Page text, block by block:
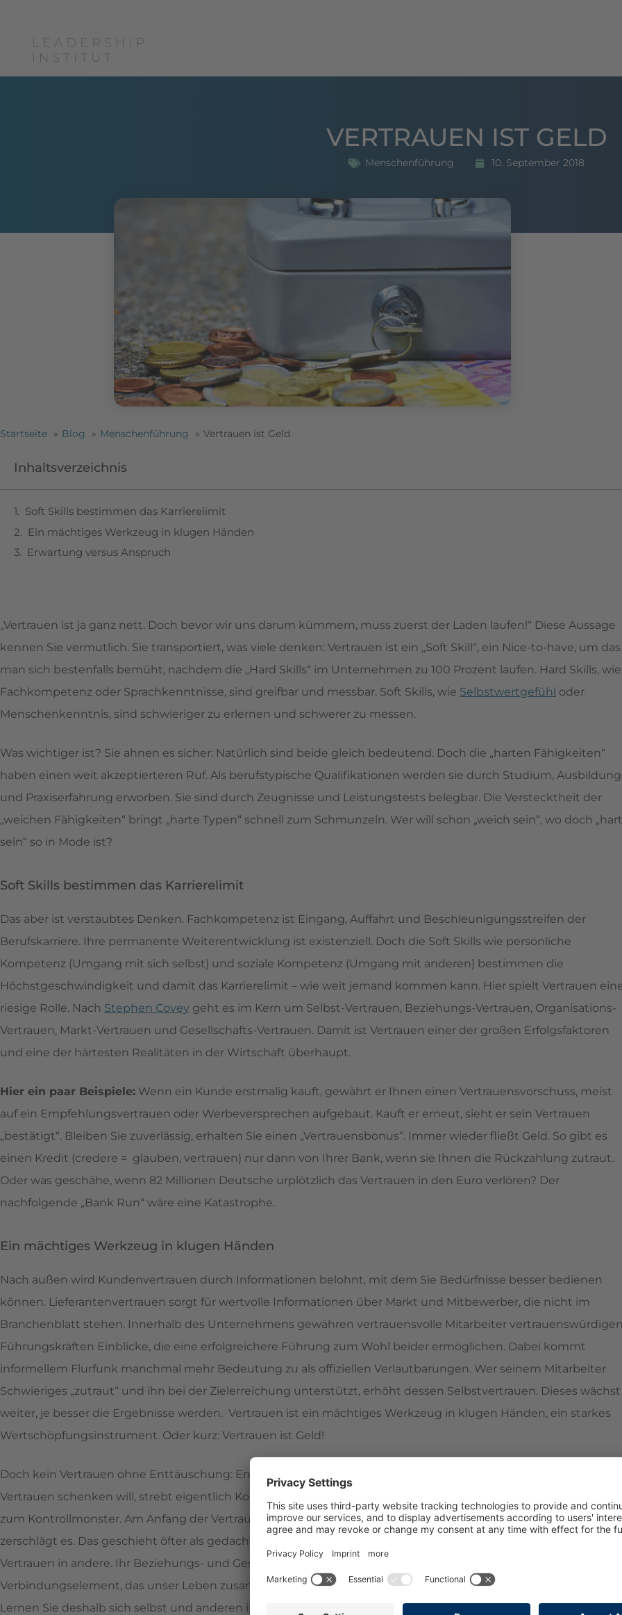
VERTRAUEN IST GELD
Menschenführung 10. September 2018
Startseite Blog Menschenführung Vertrauen ist Geld
Inhaltsverzeichnis
Soft Skills bestimmen das Karrierelimit
Ein mächtiges Werkzeug in klugen Händen
Erwartung versus Anspruch
„Vertrauen ist ja ganz nett. Doch bevor wir uns darum kümmern, muss zuerst der Laden laufen!“ Diese Aussage
kennen Sie vermutlich. Sie transportiert, was viele denken: Vertrauen ist ein „Soft Skill“, ein Nice-to-have, um das
man sich bestenfalls bemüht, nachdem die „Hard Skills“ im Unternehmen zu 100 Prozent laufen. Hard Skills, wie
Fachkompetenz oder Sprachkenntnisse, sind greifbar und messbar. Soft Skills, wie Selbstwertgefühl oder
Menschenkenntnis, sind schwieriger zu erlernen und schwerer zu messen.
Was wichtiger ist? Sie ahnen es sicher: Natürlich sind beide gleich bedeutend. Doch die „harten Fähigkeiten“
haben einen weit akzeptierteren Ruf. Als berufstypische Qualifikationen werden sie durch Studium, Ausbildung
und Praxiserfahrung erworben. Sie sind durch Zeugnisse und Leistungstests belegbar. Die Verstecktheit der
„weichen Fähigkeiten“ bringt „harte Typen“ schnell zum Schmunzeln. Wer will schon „weich sein“, wo doch „hart
sein“ so in Mode ist?
Soft Skills bestimmen das Karrierelimit
Das aber ist verstaubtes Denken. Fachkompetenz ist Eingang, Auffahrt und Beschleunigungsstreifen der
Berufskarriere. Ihre permanente Weiterentwicklung ist existenziell. Doch die Soft Skills wie persönliche
Kompetenz (Umgang mit sich selbst) und soziale Kompetenz (Umgang mit anderen) bestimmen die
Höchstgeschwindigkeit und damit das Karrierelimit – wie weit jemand kommen kann. Hier spielt Vertrauen
riesige Rolle. Nach Stephen Covey geht es im Kern um Selbst-Vertrauen, Beziehungs-Vertrauen, Organisations-
Vertrauen, Markt-Vertrauen und Gesellschafts-Vertrauen. Damit ist Vertrauen einer der großen Erfolgsfaktoren
und eine der härtesten Realitäten in der Wirtschaft überhaupt.
Hier ein paar Beispiele: Wenn ein Kunde erstmalig kauft, gewährt er Ihnen einen Vertrauensvorschuss, meist
auf ein Empfehlungsvertrauen oder Werbeversprechen aufgebaut. Kauft er erneut, sieht er sein Vertrauen
„bestätigt“. Bleiben Sie zuverlässig, erhalten Sie einen „Vertrauensbonus“. Immer wieder fließt Geld. So gibt es
einen Kredit (credere = glauben, vertrauen) nur dann von Ihrer Bank, wenn sie Ihnen die Rückzahlung zutraut.
Oder was geschähe, wenn 82 Millionen Deutsche urplötzlich das Vertrauen in den Euro verlören? Der
nachfolgende „Bank Run“ wäre eine Katastrophe.
Ein mächtiges Werkzeug in klugen Händen
Nach außen wird Kundenvertrauen durch Informationen belohnt, mit dem Sie Bedürfnisse besser bedienen
können. Lieferantenvertrauen sorgt für wertvolle Informationen über Markt und Mitbewerber, die nicht im
Branchenblatt stehen. Innerhalb des Unternehmens gewähren vertrauensvolle Mitarbeiter
Führungskräften Einblicke, die eine erfolgreichere Führung zum Wohl beider ermöglichen. Dabei kommt
informellem Flurfunk manchmal mehr Bedeutung zu als offiziellen Verlautbarungen. Wer seinem Mitarbeiter
Schwieriges „zutraut“ und ihn bei der Zielerreichung unterstützt, erhöht dessen Selbstvertrauen. Dieses wächst
weiter, je besser die Ergebnisse werden. Vertrauen ist ein mächtiges Werkzeug in klugen Händen, ein starkes
Wertschöpfungsinstrument. Oder kurz: Vertrauen ist Geld!
Doch kein Vertrauen ohne Enttäuschung: Enttäuscht zu werden, gehört dazu. Wer nur enttäuschungssicher
Vertrauen schenken will, strebt eigentlich Kontrolle an. Wer seine Enttäuschungen nicht verarbeitet, mutiert
zum Kontrollmonster. Am Anfang der Vertrauenskette steht Selbstvertrauen. Denn wer sich selbst enttäuscht,
zerschlägt es. Das geschieht öfter als gedacht. Achten Sie auf sich. Ohne Selbstvertrauen wächst wenig
Vertrauen in andere. Ihr Beziehungs- und Gesellschaftsvertrauen leidet ebenso. Vertrauen ist das
Verbindungselement, das unser Leben zusammenhält. Deswegen wird Vertrauen viel öfter zu Geld als gedacht.
Lernen Sie deshalb sich selbst und anderen immer wieder zu verzeihen, wenn Sie enttäuscht werden. Das